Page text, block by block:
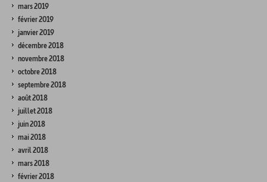
mars 2019
février 2019
janvier 2019
décembre 2018
novembre 2018
octobre 2018
septembre 2018
août 2018
juillet 2018
juin 2018
mai 2018
avril 2018
mars 2018
février 2018